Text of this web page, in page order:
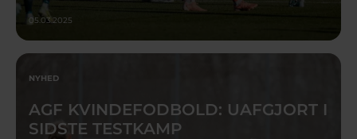
05.03.2025
NYHED
AGF KVINDEFODBOLD: UAFGJORT I
SIDSTE TESTKAMP